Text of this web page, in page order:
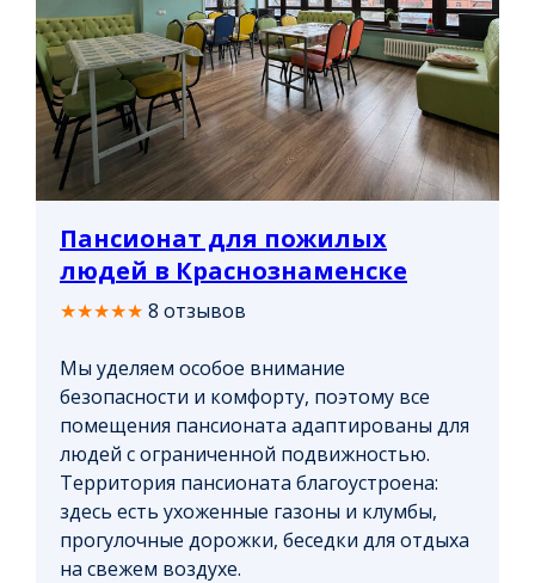
Пансионат для пожилых
людей в Краснознаменске
★★★★★ 8 отзывов
Мы уделяем особое внимание
безопасности и комфорту, поэтому все
помещения пансионата адаптированы для
людей с ограниченной подвижностью.
Территория пансионата благоустроена:
здесь есть ухоженные газоны и клумбы,
прогулочные дорожки, беседки для отдыха
на свежем воздухе.